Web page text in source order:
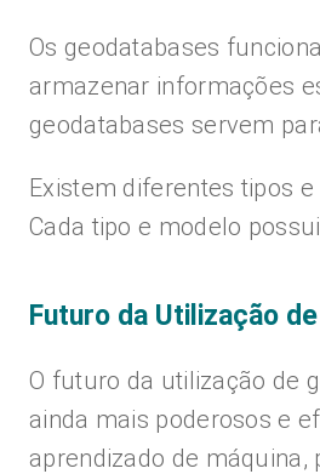
Os geodatabases
armazenar informações
geodatabases servem
Existem diferentes tipos
Cada tipo e modelo
Futuro da Utilização
O futuro da utilização de
ainda mais poderosos e
aprendizado de